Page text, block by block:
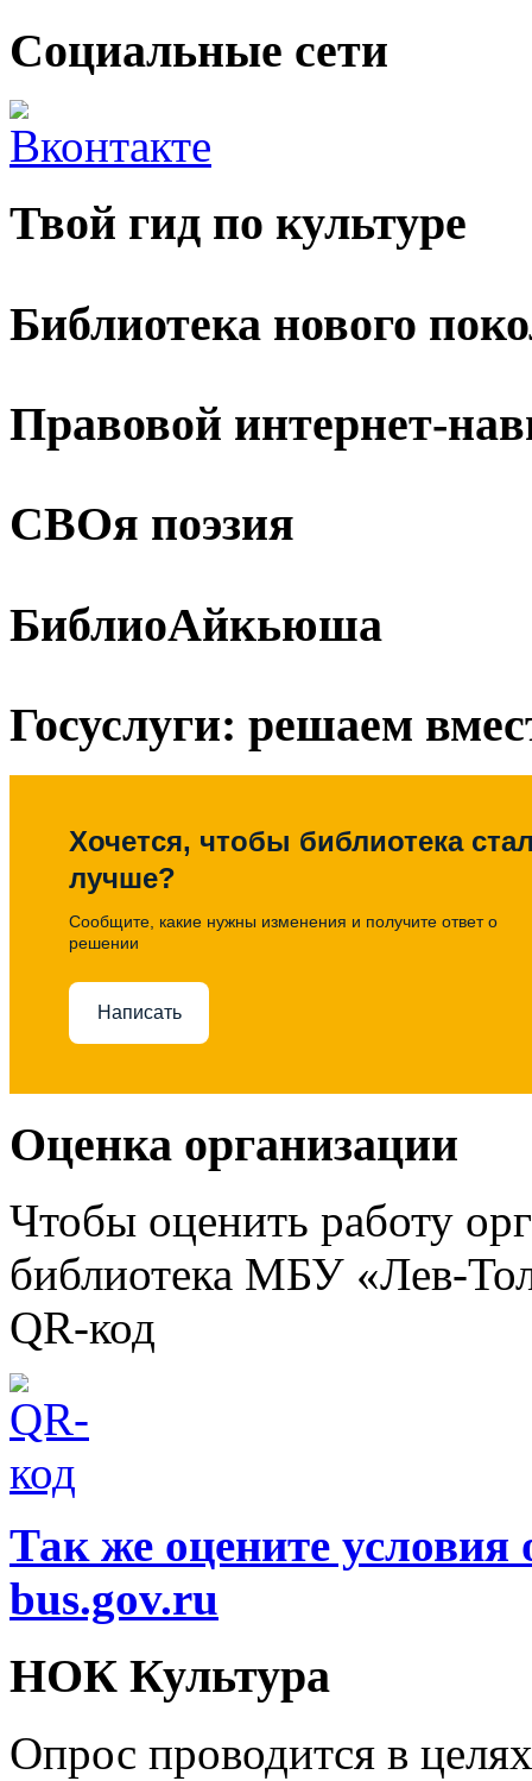
Социальные сети
Твой гид по культуре
Библиотека нового
Правовой интернет-
СВОя поэзия
БиблиоАйкьюша
Госуслуги: решаем
Хочется, чтобы библиотека
лучше?
Сообщите, какие нужны изменения и получите ответ о
решении
Написать
Оценка организации
Чтобы оценить работу
библиотека МБУ «Лев-
QR-код
Так же оцените условия
bus.gov.ru
НОК Культура
Опрос проводится в